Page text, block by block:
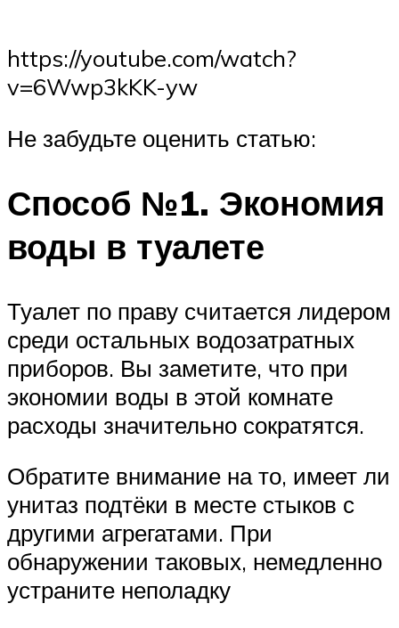
https://youtube.com/watch?
v=6Wwp3kKK-yw
Не забудьте оценить статью:
Способ №1. Экономия
воды в туалете
Туалет по праву считается лидером
среди остальных водозатратных
приборов. Вы заметите, что при
экономии воды в этой комнате
расходы значительно сократятся.
Обратите внимание на то, имеет ли
унитаз подтёки в месте стыков с
другими агрегатами. При
обнаружении таковых, немедленно
устраните неполадку